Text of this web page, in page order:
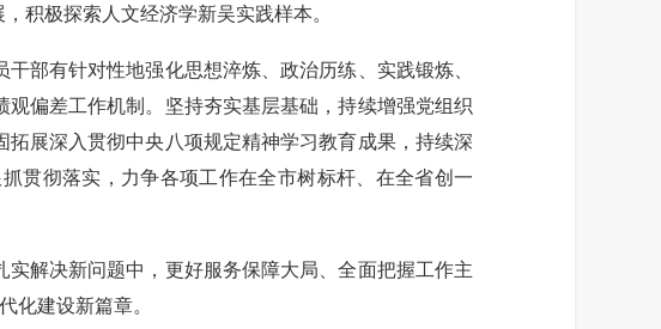
积极探索人文经济学新吴实践样本。
有针对性地强化思想淬炼、政治历练、实践锻炼、
偏差工作机制。坚持夯实基层基础，持续增强党组织
展深入贯彻中央八项规定精神学习教育成果，持续深
贯彻落实，力争各项工作在全市树标杆、在全省创一
解决新问题中，更好服务保障大局、全面把握工作主
化建设新篇章。